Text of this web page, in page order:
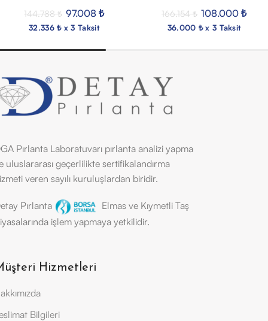
144.788₺ 97.008 ₺
32.336 ₺ x 3 Taksit
166.154₺ 108.000 ₺
36.000 ₺ x 3 Taksit
Pırlanta Laboratuvarı pırlanta analizi yapma
uluslararası geçerlilikte sertifikalandırma
veren sayılı kuruluşlardan biridir.
Pırlanta
Elmas ve Kıymetli Taş
işlem yapmaya yetkilidir.
Hizmetleri
Bilgileri